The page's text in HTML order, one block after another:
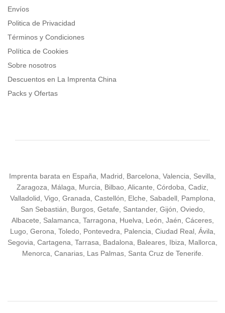
Envíos
Politica de Privacidad
Términos y Condiciones
Política de Cookies
Sobre nosotros
Descuentos en La Imprenta China
Packs y Ofertas
Imprenta barata en España, Madrid, Barcelona, Valencia, Sevilla,
Zaragoza, Málaga, Murcia, Bilbao, Alicante, Córdoba, Cadiz,
Valladolid, Vigo, Granada, Castellón, Elche, Sabadell, Pamplona,
San Sebastián, Burgos, Getafe, Santander, Gijón, Oviedo,
Albacete, Salamanca, Tarragona, Huelva, León, Jaén, Cáceres,
Lugo, Gerona, Toledo, Pontevedra, Palencia, Ciudad Real, Ávila,
Segovia, Cartagena, Tarrasa, Badalona, Baleares, Ibiza, Mallorca,
Menorca, Canarias, Las Palmas, Santa Cruz de Tenerife.